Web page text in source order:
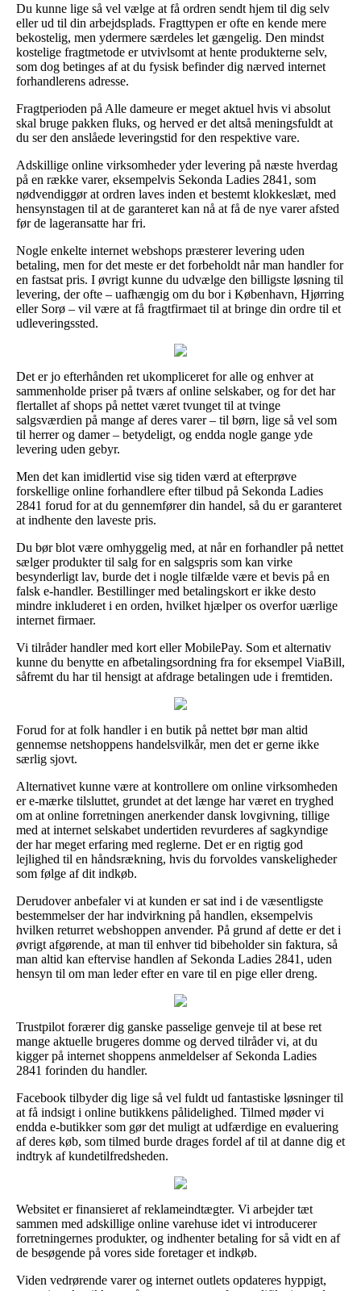
Du kunne lige så vel vælge at få ordren sendt hjem til dig selv
eller ud til din arbejdsplads. Fragttypen er ofte en kende mere
bekostelig, men ydermere særdeles let gængelig. Den mindst
kostelige fragtmetode er utvivlsomt at hente produkterne selv,
som dog betinges af at du fysisk befinder dig nærved internet
forhandlerens adresse.
Fragtperioden på Alle dameure er meget aktuel hvis vi absolut
skal bruge pakken fluks, og herved er det altså meningsfuldt at
du ser den anslåede leveringstid for den respektive vare.
Adskillige online virksomheder yder levering på næste hverdag
på en række varer, eksempelvis Sekonda Ladies 2841, som
nødvendiggør at ordren laves inden et bestemt klokkeslæt, med
hensynstagen til at de garanteret kan nå at få de nye varer afsted
før de lageransatte har fri.
Nogle enkelte internet webshops præsterer levering uden
betaling, men for det meste er det forbeholdt når man handler for
en fastsat pris. I øvrigt kunne du udvælge den billigste løsning til
levering, der ofte – uafhængig om du bor i København, Hjørring
eller Sorø – vil være at få fragtfirmaet til at bringe din ordre til et
udleveringssted.
Det er jo efterhånden ret ukompliceret for alle og enhver at
sammenholde priser på tværs af online selskaber, og for det har
flertallet af shops på nettet været tvunget til at tvinge
salgsværdien på mange af deres varer – til børn, lige så vel som
til herrer og damer – betydeligt, og endda nogle gange yde
levering uden gebyr.
Men det kan imidlertid vise sig tiden værd at efterprøve
forskellige online forhandlere efter tilbud på Sekonda Ladies
2841 forud for at du gennemfører din handel, så du er garanteret
at indhente den laveste pris.
Du bør blot være omhyggelig med, at når en forhandler på nettet
sælger produkter til salg for en salgspris som kan virke
besynderligt lav, burde det i nogle tilfælde være et bevis på en
falsk e-handler. Bestillinger med betalingskort er ikke desto
mindre inkluderet i en orden, hvilket hjælper os overfor uærlige
internet firmaer.
Vi tilråder handler med kort eller MobilePay. Som et alternativ
kunne du benytte en afbetalingsordning fra for eksempel ViaBill,
såfremt du har til hensigt at afdrage betalingen ude i fremtiden.
Forud for at folk handler i en butik på nettet bør man altid
gennemse netshoppens handelsvilkår, men det er gerne ikke
særlig sjovt.
Alternativet kunne være at kontrollere om online virksomheden
er e-mærke tilsluttet, grundet at det længe har været en tryghed
om at online forretningen anerkender dansk lovgivning, tillige
med at internet selskabet undertiden revurderes af sagkyndige
der har meget erfaring med reglerne. Det er en rigtig god
lejlighed til en håndsrækning, hvis du forvoldes vanskeligheder
som følge af dit indkøb.
Derudover anbefaler vi at kunden er sat ind i de væsentligste
bestemmelser der har indvirkning på handlen, eksempelvis
hvilken returret webshoppen anvender. På grund af dette er det i
øvrigt afgørende, at man til enhver tid bibeholder sin faktura, så
man altid kan eftervise handlen af Sekonda Ladies 2841, uden
hensyn til om man leder efter en vare til en pige eller dreng.
Trustpilot forærer dig ganske passelige genveje til at bese ret
mange aktuelle brugeres domme og derved tilråder vi, at du
kigger på internet shoppens anmeldelser af Sekonda Ladies
2841 forinden du handler.
Facebook tilbyder dig lige så vel fuldt ud fantastiske løsninger til
at få indsigt i online butikkens pålidelighed. Tilmed møder vi
endda e-butikker som gør det muligt at udfærdige en evaluering
af deres køb, som tilmed burde drages fordel af til at danne dig et
indtryk af kundetilfredsheden.
Websitet er finansieret af reklameindtægter. Vi arbejder tæt
sammen med adskillige online varehuse idet vi introducerer
forretningernes produkter, og indhenter betaling for så vidt en af
de besøgende på vores side foretager et indkøb.
Viden vedrørende varer og internet outlets opdateres hyppigt,